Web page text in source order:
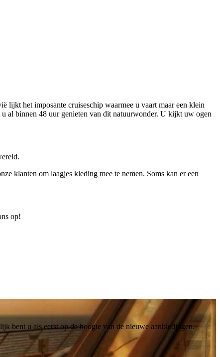
lijkt het imposante cruiseschip waarmee u vaart maar een klein
al binnen 48 uur genieten van dit natuurwonder. U kijkt uw ogen
klanten om laagjes kleding mee te nemen. Soms kan er een
op!
bent u als eerst op de hoogte van de nieuwe aanbiedingen.